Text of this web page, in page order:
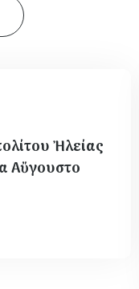
Ἠλείας
Αὔγουστο